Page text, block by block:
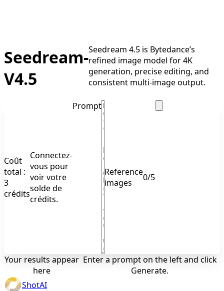
Seedream-
V4.5
Seedream 4.5 is Bytedance’s
refined image model for 4K
generation, precise editing, and
consistent multi-image output.
Coût
total :
3
crédits
Connectez-
vous pour
voir votre
solde de
crédits.
Prompt
Reference
images
0/5
Your results appear
here
Enter a prompt on the left and click
Generate.
ShotAI